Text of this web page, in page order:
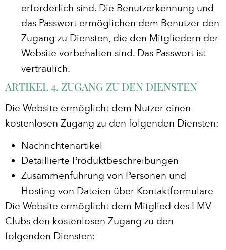
erforderlich sind. Die Benutzerkennung und
das Passwort ermöglichen dem Benutzer den
Zugang zu Diensten, die den Mitgliedern der
Website vorbehalten sind. Das Passwort ist
vertraulich.
ARTIKEL 4. ZUGANG ZU DEN DIENSTEN
Die Website ermöglicht dem Nutzer einen
kostenlosen Zugang zu den folgenden Diensten:
Nachrichtenartikel
Detaillierte Produktbeschreibungen
Zusammenführung von Personen und
Hosting von Dateien über Kontaktformulare
Die Website ermöglicht dem Mitglied des LMV-
Clubs den kostenlosen Zugang zu den
folgenden Diensten: